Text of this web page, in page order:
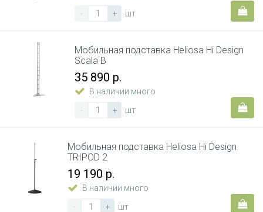
-
+ шт
Мобильная подставка Heliosa Hi Design
Scala B
35 890 р.
В наличии много
-
+ шт
Мобильная подставка Heliosa Hi Design
TRIPOD 2
19 190 р.
В наличии много
-
+ шт